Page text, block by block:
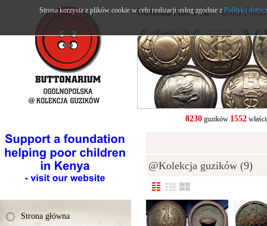
Strona główna
buttonarium.eu- Strona
8230guzików 1552
@Kolekcja guzików (9)
Strona korzysta z plików cookie w celu realizacji usług zgodnie zPolityką